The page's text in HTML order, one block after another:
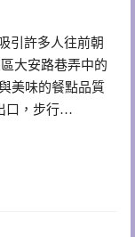
引許多人往前朝
大安路巷弄中的
美味的餐點品質
口，步行…